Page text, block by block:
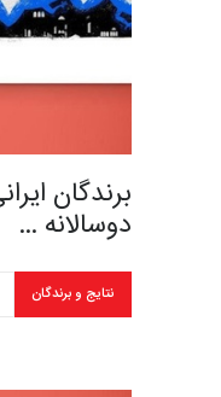
برندگان
دوسالانه …
نتایج و برندگان